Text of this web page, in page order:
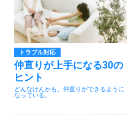
トラブル対応
仲直りが上手になる30の
ヒント
どんなけんかも、仲直りができるように
なっている。